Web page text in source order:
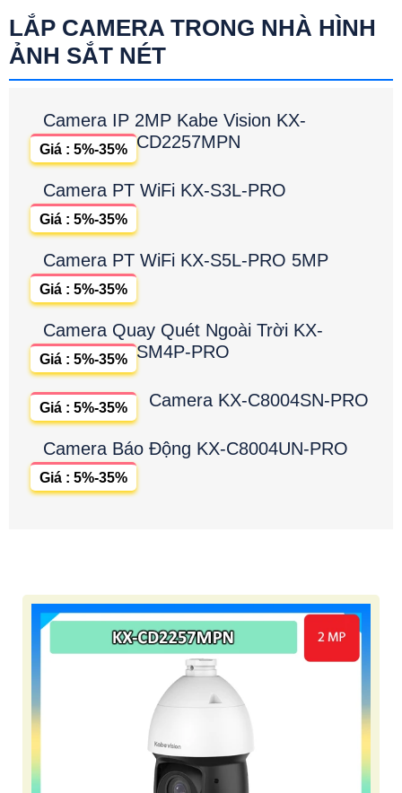
LẮP CAMERA TRONG NHÀ HÌNH
ẢNH SẮT NÉT
Camera IP 2MP Kabe Vision KX-
CD2257MPN
Giá : 5%-35%
Camera PT WiFi KX-S3L-PRO
Giá : 5%-35%
Camera PT WiFi KX-S5L-PRO 5MP
Giá : 5%-35%
Camera Quay Quét Ngoài Trời KX-
SM4P-PRO
Giá : 5%-35%
Camera KX-C8004SN-PRO
Giá : 5%-35%
Camera Báo Động KX-C8004UN-PRO
Giá : 5%-35%